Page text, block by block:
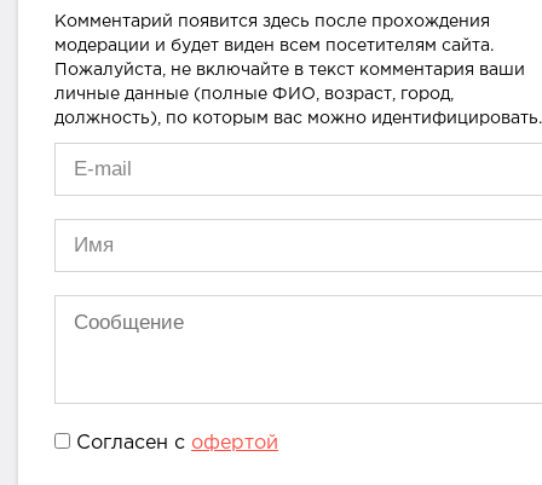
Комментарий появится здесь после прохождения
модерации и будет виден всем посетителям сайта.
Пожалуйста, не включайте в текст комментария ваши
личные данные (полные ФИО, возраст, город,
должность), по которым вас можно идентифицировать.
Согласен с офертой